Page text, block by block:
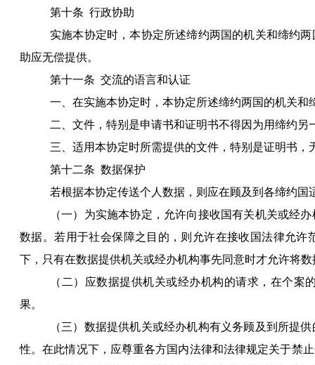
第十条 行政协助
实施本协定时，本协定所述缔约两国的机关和缔约
助应无偿提供。
第十一条 交流的语言和认证
一、在实施本协定时，本协定所述缔约两国的机关
二、文件，特别是申请书和证明书不得因为用缔约另
三、适用本协定时所需提供的文件，特别是证明书
第十二条 数据保护
若根据本协定传送个人数据，则应在顾及到各缔约
（一）为实施本协定，允许向接收国有关机关或经
数据。若用于社会保障之目的，则允许在接收国法律允
下，只有在数据提供机关或经办机构事先同意时才允许将
（二）应数据提供机关或经办机构的请求，在个
果。
（三）数据提供机关或经办机构有义务顾及到所提
性。在此情况下，应尊重各方国内法律和法律规定关于禁